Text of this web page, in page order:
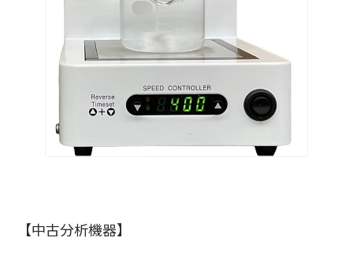
【中古分析機器】